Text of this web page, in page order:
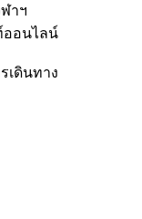
าฯ
อนไลน์
เดินทาง